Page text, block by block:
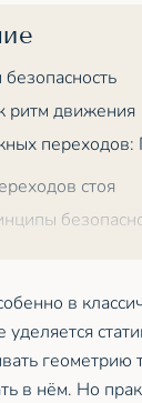
ритм движения
стоя
в
геометрию
в нём. Но